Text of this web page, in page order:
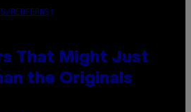
REDFERNS)
That Might Just
the Originals